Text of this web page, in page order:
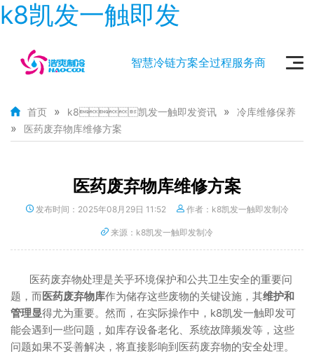
k8凯发一触即发
智慧冷链方案全过程服务商
首页 » k8凯发一触即发资讯 » 冷库维修保养
» 医药废弃物库维修方案
医药废弃物库维修方案
发布时间：2025年08月29日 11:52 作者：k8凯发一触即发制冷
来源：k8凯发一触即发制冷
医药废弃物处理是关乎环境保护和公共卫生安全的重要问
题，而医药废弃物库作为储存这些废物的关键设施，其维护和
管理显得尤为重要。然而，在实际操作中，k8凯发一触即发可
能会遇到一些问题，如库存设备老化、系统故障频发等，这些
问题如果不妥善解决，将直接影响到医药废弃物的安全处理。